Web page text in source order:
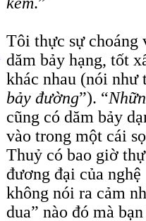
Tôi thực sự choáng
dăm bảy hạng, tốt
khác nhau (nói như
bảy đường”). “
cũng có dăm bảy
vào trong một cái
Thuỷ có bao giờ
đương đại của
không nói ra cảm
dua” nào đó mà